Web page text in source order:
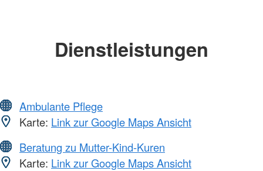
Dienstleistungen
Ambulante Pflege
Karte: Link zur Google Maps Ansicht
Beratung zu Mutter-Kind-Kuren
Karte: Link zur Google Maps Ansicht